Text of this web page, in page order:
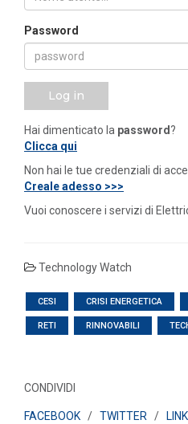
Password
Log in
Hai dimenticato la password ?
Clicca qui
Non hai le tue credenziali di
Creale adesso >>>
Vuoi conoscere i servizi di
Technology Watch
CESI CRISI ENERGETICA
RETI RINNOVABILI
CONDIVIDI
FACEBOOK / TWITTER /